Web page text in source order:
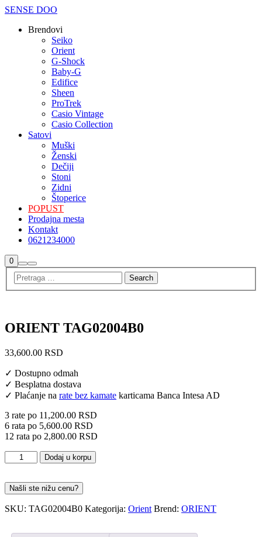
SENSE DOO
Brendovi
Seiko
Orient
G-Shock
Baby-G
Edifice
Sheen
ProTrek
Casio Vintage
Casio Collection
Satovi
Мuški
Ženski
Dečiji
Stoni
Zidni
Štoperice
POPUST
Prodajna mesta
Kontakt
0621234000
0Korpa
Search
Main
menu
ORIENT TAG02004B0
33,600.00 RSD
✓ Dostupno odmah
✓ Besplatna dostava
✓ Plaćanje na rate bez kamate karticama Banca Intesa AD
3 rate po 11,200.00 RSD
6 rata po 5,600.00 RSD
12 rata po 2,800.00 RSD
TAG02004B0
količina
Dodaj u korpu
Našli ste nižu cenu?
SKU: TAG02004B0 Kategorija: Orient Brend: ORIENT